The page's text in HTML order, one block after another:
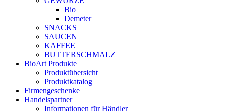
Bio
Demeter
SNACKS
SAUCEN
KAFFEE
BUTTERSCHMALZ
BioArt Produkte
Produktübersicht
Produktkatalog
Firmengeschenke
Handelspartner
Informationen für Händler